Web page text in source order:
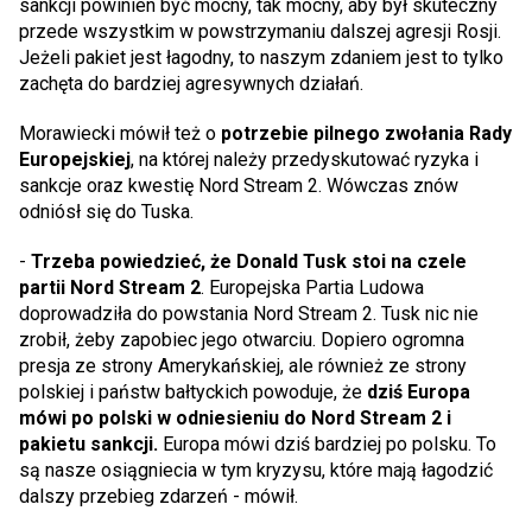
sankcji powinien być mocny, tak mocny, aby był skuteczny
przede wszystkim w powstrzymaniu dalszej agresji Rosji.
Jeżeli pakiet jest łagodny, to naszym zdaniem jest to tylko
zachęta do bardziej agresywnych działań.
Morawiecki mówił też o potrzebie pilnego zwołania Rady
Europejskiej, na której należy przedyskutować ryzyka i
sankcje oraz kwestię Nord Stream 2. Wówczas znów
odniósł się do Tuska.
- Trzeba powiedzieć, że Donald Tusk stoi na czele
partii Nord Stream 2. Europejska Partia Ludowa
doprowadziła do powstania Nord Stream 2. Tusk nic nie
zrobił, żeby zapobiec jego otwarciu. Dopiero ogromna
presja ze strony Amerykańskiej, ale również ze strony
polskiej i państw bałtyckich powoduje, że dziś Europa
mówi po polski w odniesieniu do Nord Stream 2 i
pakietu sankcji. Europa mówi dziś bardziej po polsku. To
są nasze osiągniecia w tym kryzysu, które mają łagodzić
dalszy przebieg zdarzeń - mówił.